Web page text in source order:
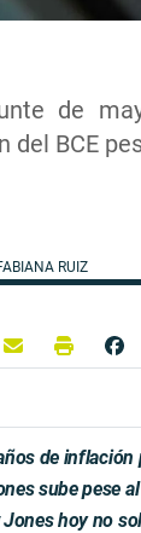
de
del BCE
RUIZ
de inflación
sube pese
Jones hoy no